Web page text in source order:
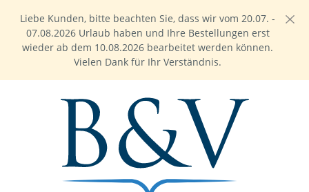
Liebe Kunden, bitte beachten Sie, dass wir vom 20.07. -
07.08.2026 Urlaub haben und Ihre Bestellungen erst
wieder ab dem 10.08.2026 bearbeitet werden können.
Vielen Dank für Ihr Verständnis.